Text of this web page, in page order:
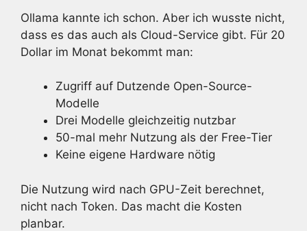
Ollama kannte ich schon. Aber ich wusste nicht,
dass es das auch als Cloud-Service gibt. Für 20
Dollar im Monat bekommt man:
Zugriff auf Dutzende Open-Source-
Modelle
Drei Modelle gleichzeitig nutzbar
50-mal mehr Nutzung als der Free-Tier
Keine eigene Hardware nötig
Die Nutzung wird nach GPU-Zeit berechnet,
nicht nach Token. Das macht die Kosten
planbar.